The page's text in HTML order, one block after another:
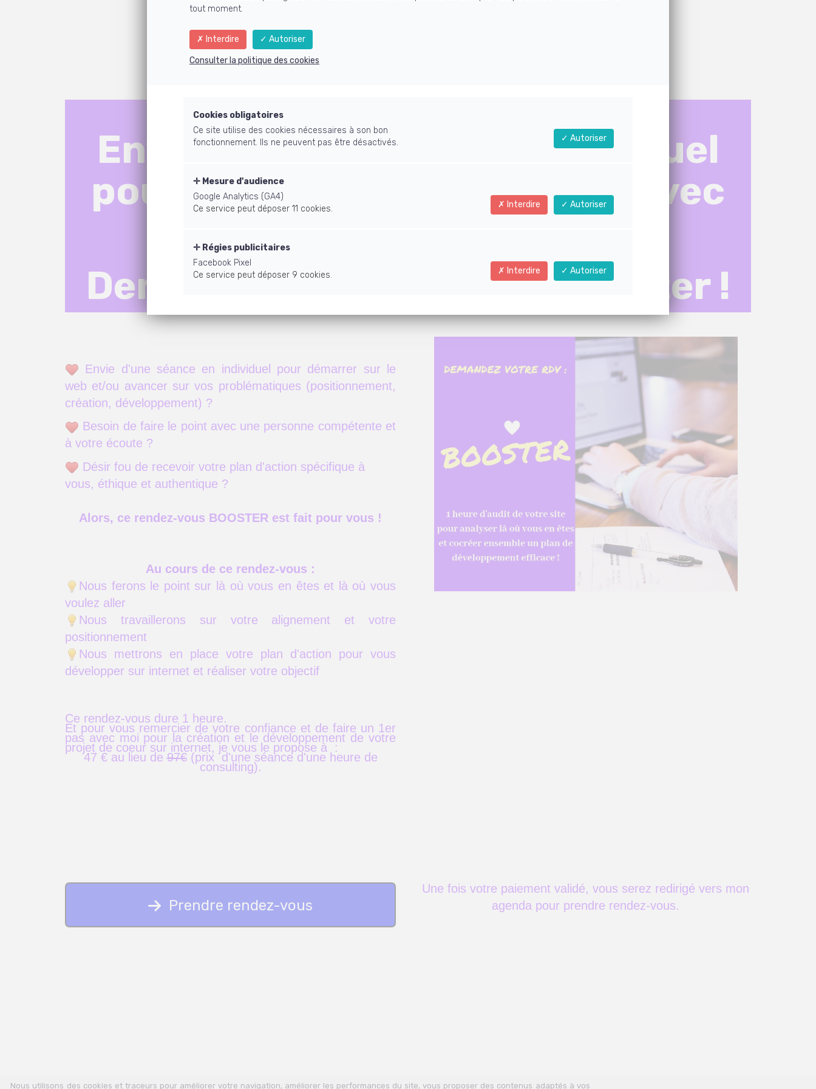
"Ouii toutes ces informations m'aident beaucoup !! Un grand Merci Caroline !" - Priya
"C'est un excellent éclairage sur le chemin à suivre" - Brigitte
Envie d'une séance en individuel
pour prendre un bon départ avec
votre projet web ?
Demandez votre séance Booster !
Envie d'une séance en individuel pour démarrer sur le
web et/ou avancer sur vos problématiques (positionnement,
création, développement) ?
Besoin de faire le point avec une personne compétente et
à votre écoute ?
Désir fou de recevoir votre plan d'action spécifique à
vous, éthique et authentique ?
Alors, ce rendez-vous BOOSTER est fait pour vous !
Au cours de ce rendez-vous :
Nous ferons le point sur là où vous en êtes et là où vous
voulez aller
Nous travaillerons sur votre alignement et votre
positionnement
Nous mettrons en place votre plan d'action pour vous
développer sur internet et réaliser votre objectif
Ce rendez-vous dure 1 heure.
Et pour vous remercier de votre confiance et de faire un 1er
pas avec moi pour la création et le développement de votre
projet de coeur sur internet, je vous le propose à :
47 € au lieu de97€(prix d'une séance d'une heure de
consulting).
Prendre rendez-vous
Une fois votre paiement validé, vous serez redirigé vers mon
agenda pour prendre rendez-vous.
Envie de rejoindre la Communauté de l'Abondance ?
les dates des prochains évènements en exclusivité.
tout moment.
Interdire Autoriser
Consulter la politique des cookies
Cookies obligatoires
Ce site utilise des cookies nécessaires à son bon
fonctionnement. Ils ne peuvent pas être désactivés.
Autoriser
Mesure d'audience
Google Analytics (GA4)
Ce service peut déposer 11 cookies.
Interdire Autoriser
Régies publicitaires
Facebook Pixel
Ce service peut déposer 9 cookies.
Interdire Autoriser
Nous utilisons des cookies et traceurs pour améliorer votre navigation, améliorer les performances du site, vous proposer des contenus adaptés à vos